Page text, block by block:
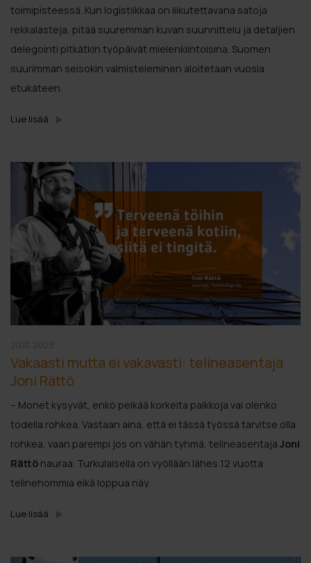
toimipisteessä. Kun logistiikkaa on liikutettavana satoja
rekkalasteja, pitää suuremman kuvan suunnittelu ja detaljien
delegointi pitkätkin työpäivät mielenkiintoisina. Suomen
suurimman seisokin valmisteleminen aloitetaan vuosia
etukäteen.
Lue lisää
Vakaasti mutta ei vakavasti: telineasentaja
Joni Rättö
– Monet kysyvät, enkö pelkää korkeita paikkoja vai olenko
todella rohkea. Vastaan aina, että ei tässä työssä tarvitse olla
rohkea, vaan parempi jos on vähän tyhmä, telineasentaja Joni
Rättö nauraa. Turkulaisella on vyöllään lähes 12 vuotta
telinehommia eikä loppua näy.
Lue lisää